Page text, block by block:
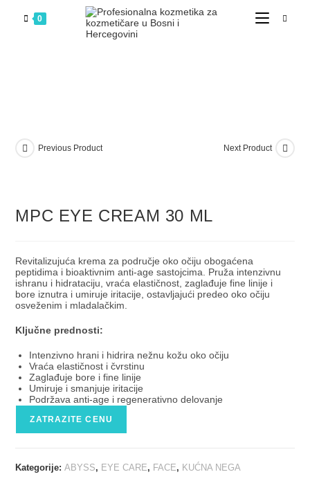
0
Previous Product Next Product
MPC EYE CREAM 30 ML
Revitalizujuća krema za područje oko očiju obogaćena
peptidima i bioaktivnim anti-age sastojcima. Pruža intenzivnu
ishranu i hidrataciju, vraća elastičnost, zaglađuje fine linije i
bore iznutra i umiruje iritacije, ostavljajući predeo oko očiju
osveženim i mladalačkim.
Ključne prednosti:
Intenzivno hrani i hidrira nežnu kožu oko očiju
Vraća elastičnost i čvrstinu
Zaglađuje bore i fine linije
Umiruje i smanjuje iritacije
Podržava anti-age i regenerativno delovanje
ZATRAZITE CENU
Kategorije:ABYSS, EYE CARE, FACE, KUĆNA NEGA